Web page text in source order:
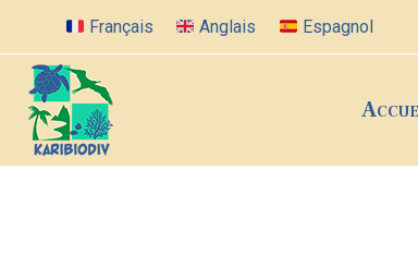
Français Anglais Espagnol